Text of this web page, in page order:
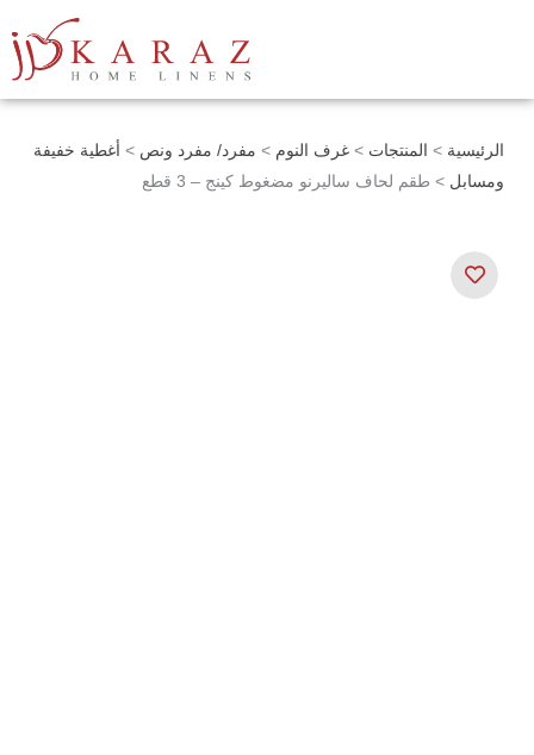
الرئيسية > المنتجات > غرف النوم > مفرد/ مفرد ونص > أغطية خفيفة
ومسابل > طقم لحاف ساليرنو مضغوط كينج – 3 قطع